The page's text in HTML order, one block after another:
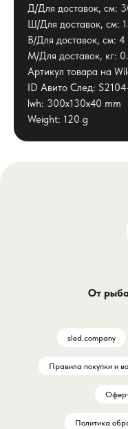
Д/Для доставок, см:
Ш/Для доставок, см:
В/Для доставок, см: 4
М/Для доставок, кг:
Артикул товара на
ID Авито След:
lwh: 300x130x40 mm
Weight: 120 g
От
sled.company
Правила покупки и
Политика